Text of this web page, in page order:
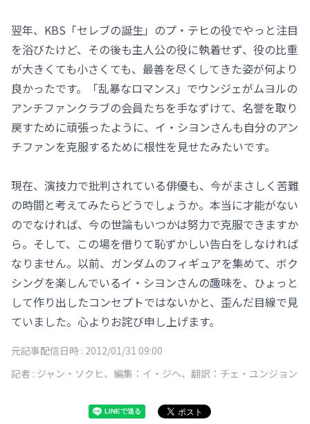
翌年、KBS「セレブの誕生」のプ・テヒの役でやっと注目
を浴びたけど、その後も主人公の役に執着せず、役の比重
が大きくても小さくても、最善を尽くしてきた姿が何より
良かったです。「乱暴なロマンス」でウンジェがムヨルの
アンチファンクラブの会員たちを手なずけて、名誉を取り
戻すために頑張ったように、イ・シヨンさんも自分のアン
チファンを克服するために根性を見せたみたいです。
現在、演技力で批判されている俳優も、今がまさしく苦難
の時間と考えてみたらどうでしょうか。本当に才能がない
のでなければ、今の世論もいつかは努力で克服できますか
ら。そして、この場を借りて恥ずかしい告白をしなければ
なりません。以前、ガンダムのフィギュアを集めて、ボク
シングを楽しんでいるイ・シヨンさんの趣味を、ひょっと
して作り出したコンセプトではないかと、歪んだ目線で見
ていました。心よりお詫び申し上げます。
元記事配信日時 : 2012/01/31 09:00
記者 : ジャン・ソクヒ、編集：イ・ジヘ、翻訳：チェ・ユンジョン